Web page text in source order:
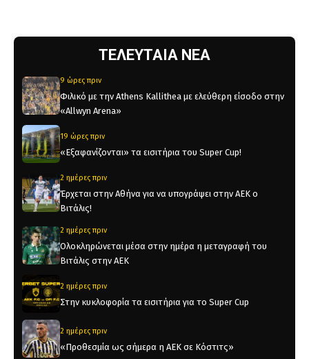
ΤΕΛΕΥΤΑΙΑ ΝΕΑ
9 ώρες πριν
Φιλικό με την Athens Kallithea με ελεύθερη είσοδο στην
«Allwyn Arena»
19 ώρες πριν
«Εξαφανίζονται» τα εισιτήρια του Super Cup!
2 ημέρες πριν
Έρχεται στην Αθήνα για να υπογράψει στην ΑΕΚ ο
Βιτάλις!
2 ημέρες πριν
Ολοκληρώνεται μέσα στην ημέρα η μεταγραφή του
Βιτάλις στην ΑΕΚ
2 ημέρες πριν
Στην κυκλοφορία τα εισιτήρια για το Super Cup
2 ημέρες πριν
«Προθεσμία ως σήμερα η ΑΕΚ σε Κόστιτς»